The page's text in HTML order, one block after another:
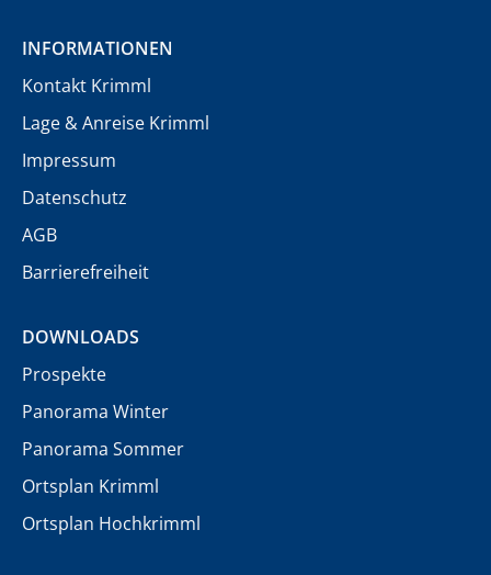
INFORMATIONEN
Kontakt Krimml
Lage & Anreise Krimml
Impressum
Datenschutz
AGB
Barrierefreiheit
DOWNLOADS
Prospekte
Panorama Winter
Panorama Sommer
Ortsplan Krimml
Ortsplan Hochkrimml